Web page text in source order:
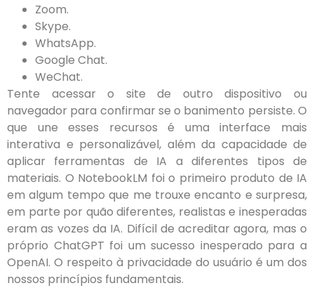
Zoom.
Skype.
WhatsApp.
Google Chat.
WeChat.
Tente acessar o site de outro dispositivo ⁣ou
navegador para confirmar se o banimento persiste. O
que une esses recursos é uma interface mais
interativa e personalizável, além da capacidade de
aplicar ferramentas de IA a diferentes tipos de
materiais. O NotebookLM foi o primeiro produto de IA
em algum tempo que me trouxe encanto e surpresa,
em parte por quão diferentes, realistas e inesperadas
eram as vozes da IA. Difícil de acreditar agora, mas o
próprio ChatGPT foi um sucesso inesperado para a
OpenAI. O respeito à privacidade do usuário é um dos
nossos princípios fundamentais.